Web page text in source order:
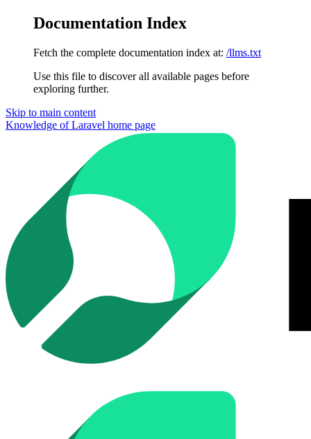
Documentation Index
Fetch the complete documentation index at: /llms.txt
Use this file to discover all available pages before
exploring further.
Skip to main content
Knowledge of Laravel home page